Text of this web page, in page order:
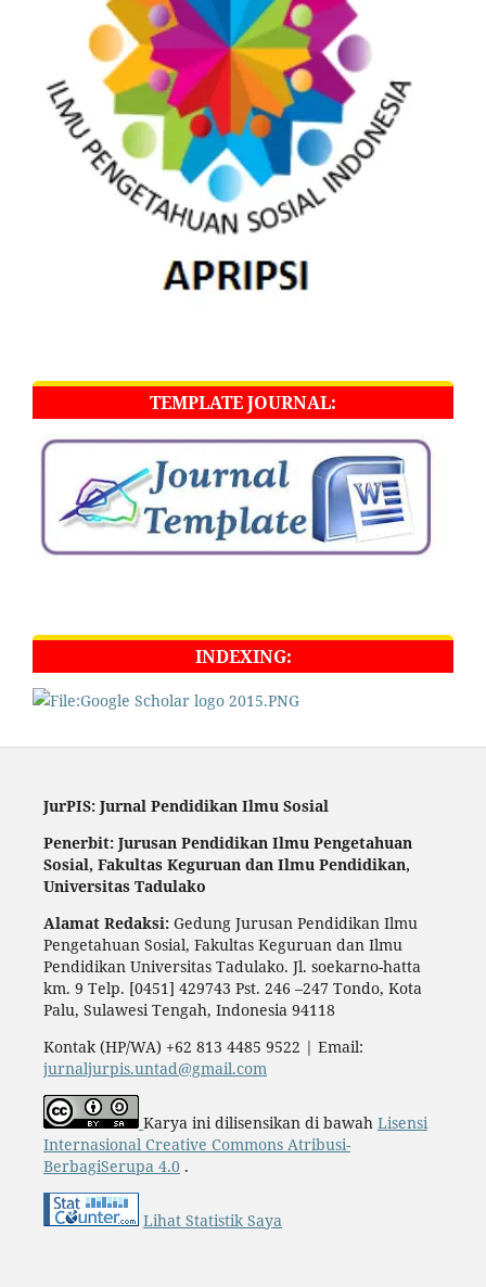
TEMPLATE JOURNAL:
INDEXING:
JurPIS: Jurnal Pendidikan Ilmu Sosial
Penerbit: Jurusan Pendidikan Ilmu Pengetahuan
Sosial, Fakultas Keguruan dan Ilmu Pendidikan,
Universitas Tadulako
Alamat Redaksi:Gedung Jurusan Pendidikan Ilmu
Pengetahuan Sosial, Fakultas Keguruan dan Ilmu
Pendidikan Universitas Tadulako. Jl. soekarno-hatta
km. 9 Telp. [0451] 429743 Pst. 246 –247 Tondo, Kota
Palu, Sulawesi Tengah, Indonesia 94118
Kontak (HP/WA) +62 813 4485 9522 | Email:
jurnaljurpis.untad@gmail.com
Karya ini dilisensikan di bawah Lisensi
Internasional Creative Commons Atribusi-
BerbagiSerupa 4.0.
Lihat Statistik Saya